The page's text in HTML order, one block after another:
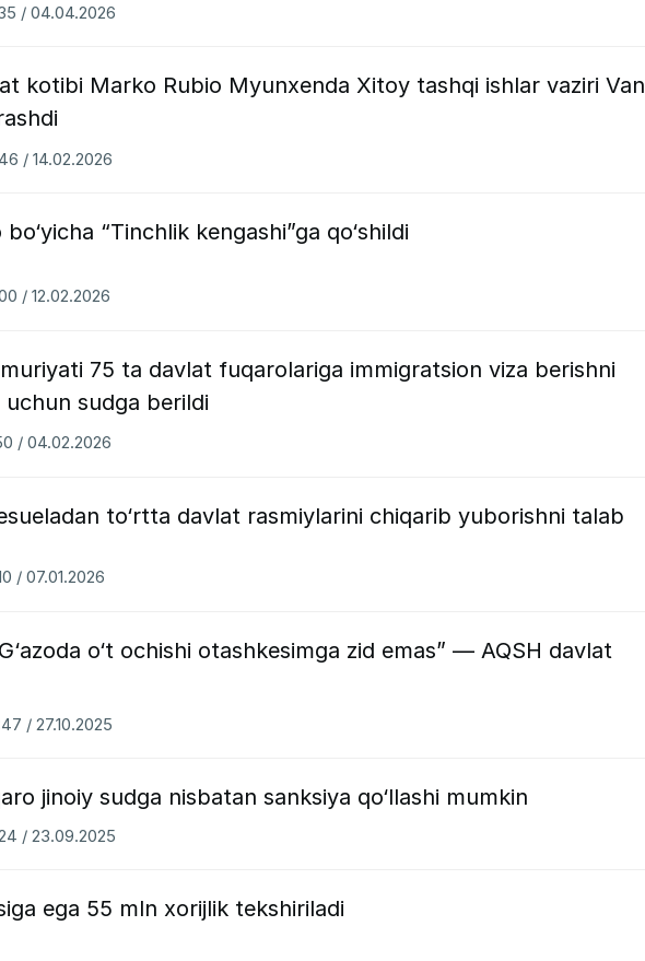
/ 04.04.2026
kotibi Marko Rubio Myunxenda Xitoy tashqi ishlar vaziri Van
/ 14.02.2026
bo‘yicha “Tinchlik kengashi”ga qo‘shildi
/ 12.02.2026
75 ta davlat fuqarolariga immigratsion viza berishni
uchun sudga berildi
/ 04.02.2026
to‘rtta davlat rasmiylarini chiqarib yuborishni talab
/ 07.01.2026
o‘t ochishi otashkesimga zid emas” — AQSH davlat
/ 27.10.2025
jinoiy sudga nisbatan sanksiya qo‘llashi mumkin
/ 23.09.2025
ega 55 mln xorijlik tekshiriladi